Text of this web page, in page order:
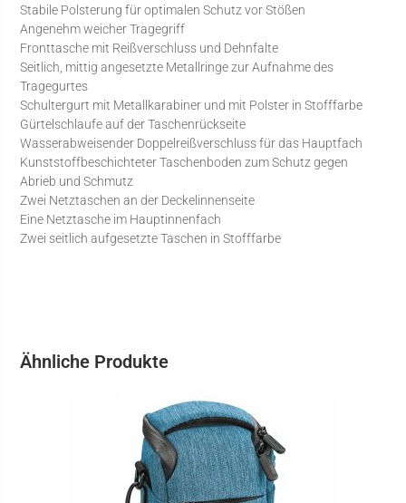
Stabile Polsterung für optimalen Schutz vor Stößen
Angenehm weicher Tragegriff
Fronttasche mit Reißverschluss und Dehnfalte
Seitlich, mittig angesetzte Metallringe zur Aufnahme des
Tragegurtes
Schultergurt mit Metallkarabiner und mit Polster in Stofffarbe
Gürtelschlaufe auf der Taschenrückseite
Wasserabweisender Doppelreißverschluss für das Hauptfach
Kunststoffbeschichteter Taschenboden zum Schutz gegen
Abrieb und Schmutz
Zwei Netztaschen an der Deckelinnenseite
Eine Netztasche im Hauptinnenfach
Zwei seitlich aufgesetzte Taschen in Stofffarbe
Ähnliche Produkte